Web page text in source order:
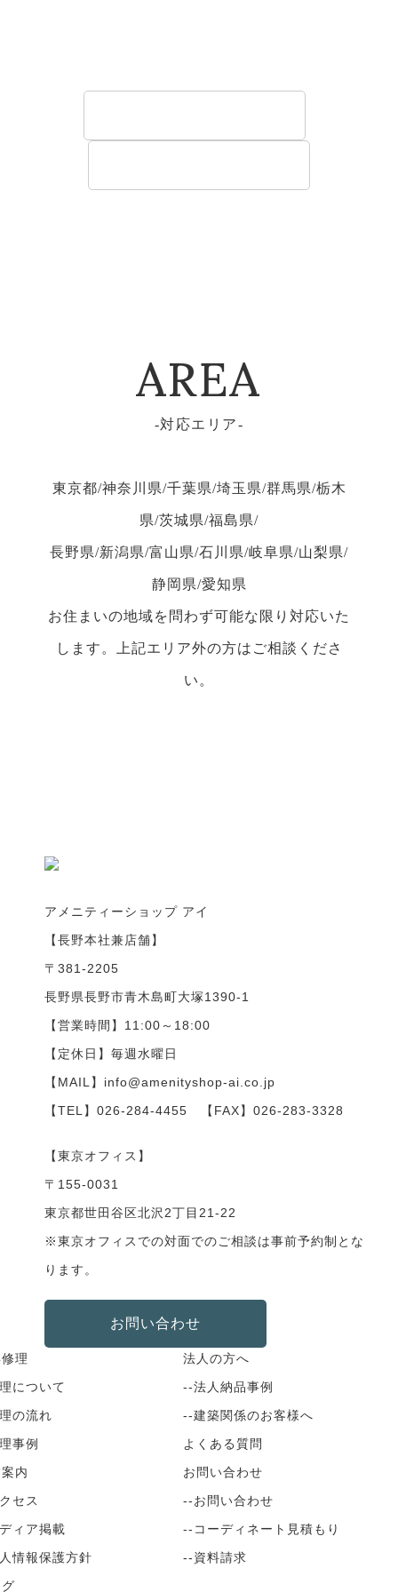
AREA
対応エリア
東京都/神奈川県/千葉県/埼玉県/群馬県/栃木
県/茨城県/福島県/
長野県/新潟県/富山県/石川県/岐阜県/山梨県/
静岡県/愛知県
お住まいの地域を問わず可能な限り対応いた
します。上記エリア外の方はご相談くださ
い。
アメニティーショップ アイ
【長野本社兼店舗】
〒381-2205
長野県長野市青木島町大塚1390-1
【営業時間】11:00～18:00
【定休日】毎週水曜日
【MAIL】info@amenityshop-ai.co.jp
【TEL】 026-284-4455 【FAX】026-283-3328
【東京オフィス】
〒155-0031
東京都世田谷区北沢2丁目21-22
※東京オフィスでの対面でのご相談は事前予約制とな
ります。
お問い合わせ
理
について
の流れ
事例
内
セス
ィア掲載
情報保護方針
法人の方へ
--法人納品事例
--建築関係のお客様へ
よくある質問
お問い合わせ
--お問い合わせ
--コーディネート見積もり
--資料請求